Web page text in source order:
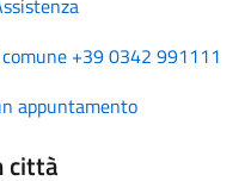
+39 0342 991111
appuntamento
città